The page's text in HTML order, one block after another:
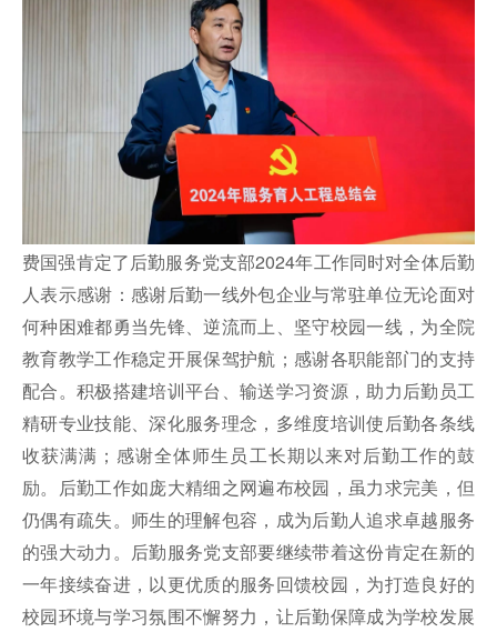
费国强肯定了后勤服务党支部2024年工作同时对全体后勤
人表示感谢：感谢后勤一线外包企业与常驻单位无论面对
何种困难都勇当先锋、逆流而上、坚守校园一线，为全院
教育教学工作稳定开展保驾护航；感谢各职能部门的支持
配合。积极搭建培训平台、输送学习资源，助力后勤员工
精研专业技能、深化服务理念，多维度培训使后勤各条线
收获满满；感谢全体师生员工长期以来对后勤工作的鼓
励。后勤工作如庞大精细之网遍布校园，虽力求完美，但
仍偶有疏失。师生的理解包容，成为后勤人追求卓越服务
的强大动力。后勤服务党支部要继续带着这份肯定在新的
一年接续奋进，以更优质的服务回馈校园，为打造良好的
校园环境与学习氛围不懈努力，让后勤保障成为学校发展